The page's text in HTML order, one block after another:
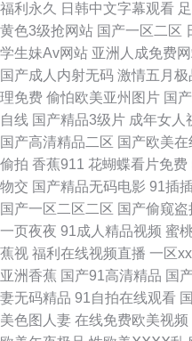
观看 欧美国产日韩一级在线 午夜
清精品 日本二区三区欧美亚洲国
清电视剧搜索网站 日韩在线观看
日韩aa在一二区 亚洲第一视频在
级片 尤物国产综合 福利社一区 萌
产午夜理论片不卡 片多多影库 亚洲
视频这里只有精品 手机看片基地
福利永久
日韩中文字幕观看
黄色3级抢网站 国产一区二区
学生妹Av网站 亚洲人成免费
国产成人内射无码 激情五月极
理免费 偷怕欧美亚州图片 国
自线 国产精品3级片 成年女人
国产高清精品二区 国产欧美在
偷拍 香蕉911 花蝴蝶看片免费
物交 国产精品无码电影 91插
国产一区二区二区 国产偷窥盗
一页夜夜 91成人精品视频 蜜
蕉视 福利在线视频直播 一区
亚洲香蕉 国产91高清精品 国
妻无码精品 91自拍在线观看
美色图人妻 在线免费欧美视频